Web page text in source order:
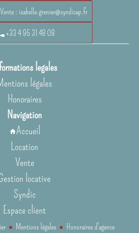
: isabelle.grenier@syndicap.fr
+33 4 95 31 48 08
legales
légales
Honoraires
Navigation
Accueil
Location
Vente
locative
Syndic
Espace client
Mentions légales Honoraires d'agence